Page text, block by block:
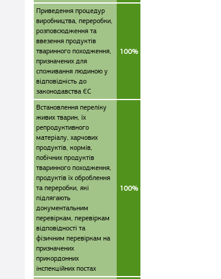
Приведення процедур
виробництва, переробки,
розповсюдження та
ввезення продуктів
тваринного походження,
призначених для
споживання людиною у
відповідність до
законодавства ЄС
100%
Встановлення переліку
живих тварин, їх
репродуктивного
матеріалу, харчових
продуктів, кормів,
побічних продуктів
тваринного походження,
продуктів їх оброблення
та переробки, які
підлягають
документальним
перевіркам, перевіркам
відповідності та
фізичним перевіркам на
призначених
прикордонних
інспекційних постах
100%